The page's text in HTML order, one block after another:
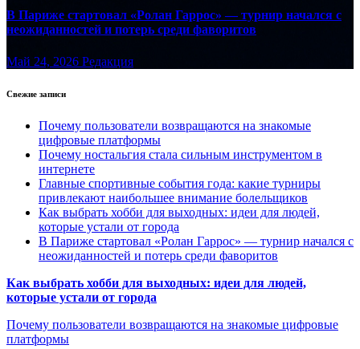
В Париже стартовал «Ролан Гаррос» — турнир начался с
неожиданностей и потерь среди фаворитов
Май 24, 2026 Редакция
Свежие записи
Почему пользователи возвращаются на знакомые
цифровые платформы
Почему ностальгия стала сильным инструментом в
интернете
Главные спортивные события года: какие турниры
привлекают наибольшее внимание болельщиков
Как выбрать хобби для выходных: идеи для людей,
которые устали от города
В Париже стартовал «Ролан Гаррос» — турнир начался с
неожиданностей и потерь среди фаворитов
Как выбрать хобби для выходных: идеи для людей,
которые устали от города
Почему пользователи возвращаются на знакомые цифровые
платформы